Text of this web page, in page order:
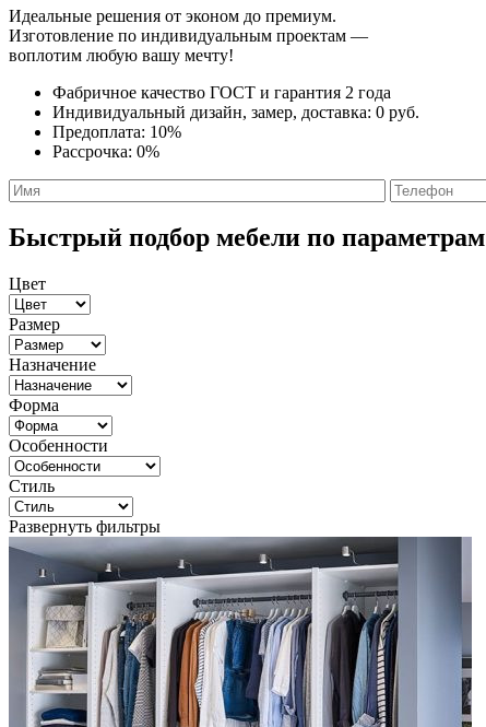
Идеальные решения от эконом до премиум.
Изготовление по индивидуальным проектам —
воплотим любую вашу мечту!
Фабричное качество ГОСТ и гарантия 2 года
Индивидуальный дизайн, замер, доставка: 0 руб.
Предоплата: 10%
Рассрочка: 0%
Быстрый подбор мебели по параметрам
Цвет
Размер
Назначение
Форма
Особенности
Стиль
Развернуть фильтры